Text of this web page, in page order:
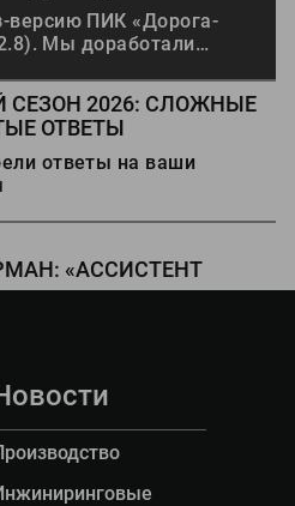
версию ПИК «Дорога-
Мы доработали
дорог, повысили
работы,
ПО,
датчиков и провели
чтобы вы могли
систему в новом
СЕЗОН 2026: СЛОЖНЫЕ
ОТВЕТЫ
ответы на ваши
«АССИСТЕНТ
«ДОРОГА-ПРОХ2»
мобильное приложение,
передвижных